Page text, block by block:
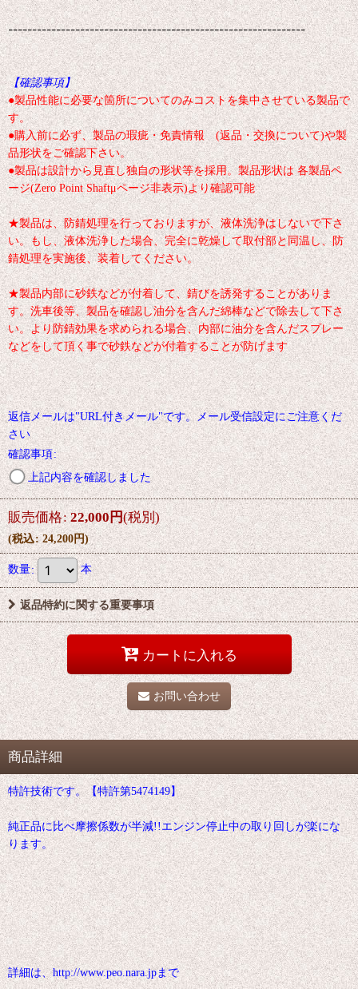
--------------------------------------------------------------
【確認事項】
●製品性能に必要な箇所についてのみコストを集中させている製品で
す。
●購入前に必ず、製品の瑕疵・免責情報 (返品・交換について)や製
品形状をご確認下さい。
●製品は設計から見直し独自の形状等を採用。製品形状は 各製品ペ
ージ(Zero Point Shaftμページ非表示)より確認可能
★製品は、防錆処理を行っておりますが、液体洗浄はしないで下さ
い。もし、液体洗浄した場合、完全に乾燥して取付部と同温し、防
錆処理を実施後、装着してください。
★製品内部に砂鉄などが付着して、錆びを誘発することがありま
す。洗車後等、製品を確認し油分を含んだ綿棒などで除去して下さ
い。より防錆効果を求められる場合、内部に油分を含んだスプレー
などをして頂く事で砂鉄などが付着することが防げます
返信メールは"URL付きメール"です。メール受信設定にご注意くだ
さい
確認事項:
上記内容を確認しました
販売価格: 22,000円(税別)
(税込: 24,200円)
数量: 本
返品特約に関する重要事項
カートに入れる
お問い合わせ
商品詳細
特許技術です。【特許第5474149】
純正品に比べ摩擦係数が半減!!エンジン停止中の取り回しが楽にな
ります。
詳細は、http://www.peo.nara.jpまで